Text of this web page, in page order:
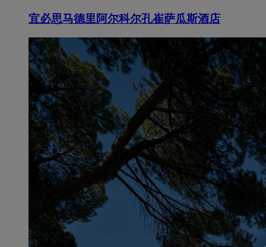
宜必思马德里阿尔科尔孔崔萨瓜斯酒店